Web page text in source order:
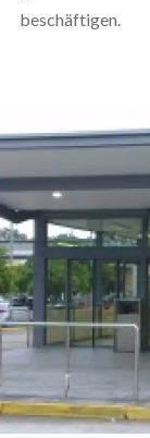
beschäftigen.